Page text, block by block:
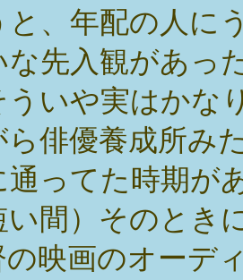
と、年配の人に
な先入観があっ
ういや実はかな
ら俳優養成所み
通ってた時期が
い間）そのとき
の映画のオーデ